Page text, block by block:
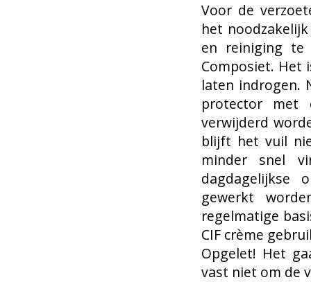
Voor de
het
en reiniging te
Composiet. Het
laten indrogen.
protector met
verwijderd
blijft het vuil
minder snel
dagdagelijkse
gewerkt
regelmatige
CIF crème
Opgelet! Het
vast niet om de